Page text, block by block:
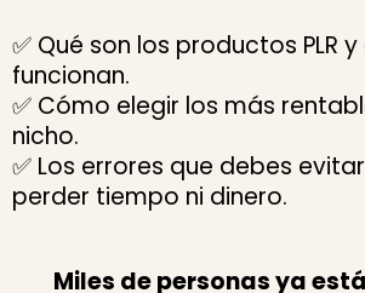
✅ Qué son los productos PLR
funcionan.
✅ Cómo elegir los más
nicho.
✅ Los errores que debes
perder tiempo ni dinero.
Miles de personas ya